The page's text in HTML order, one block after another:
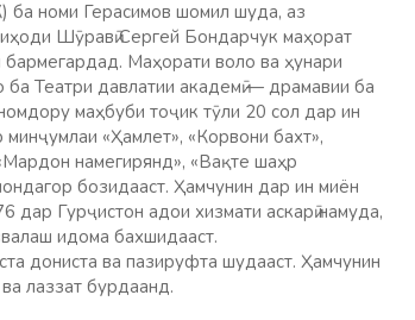
ба номи Герасимов шомил шуда, аз
Шӯравӣ Сергей Бондарчук маҳорат
бармегардад. Маҳорати воло ва ҳунари
Театри давлатии академӣ — драмавии ба
маҳбуби тоҷик тӯли 20 сол дар ин
«Ҳамлет», «Корвони бахт»,
намегирянд», «Вақте шаҳр
бозидааст. Ҳамчунин дар ин миён
дар Гурҷистон адои хизмати аскарӣ намуда,
идома бахшидааст.
дониста ва пазируфта шудааст. Ҳамчунин
лаззат бурдаанд.